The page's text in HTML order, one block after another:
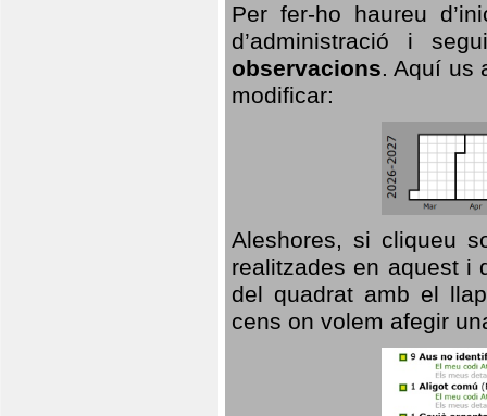
Per fer-ho haureu
d’administració i
observacions. Aquí us
modificar:
Aleshores, si cliqueu
realitzades en aquest i
del quadrat amb el
cens on volem afegir